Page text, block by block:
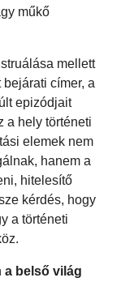
műkő
mellett
címer, a
epizódjait
a hely történeti
elemek nem
hanem a
hitelesítő
kérdés, hogy
a történeti
a belső világ